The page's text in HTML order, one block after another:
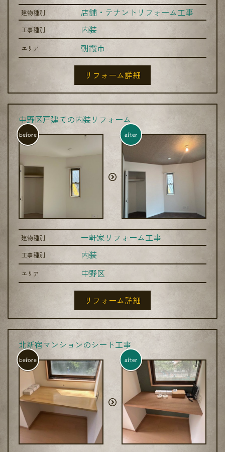
建物種別 店舗・テナントリフォーム工事
工事種別 内装
エリア 朝霞市
リフォーム詳細
中野区戸建ての内装リフォーム
before after
建物種別 一軒家リフォーム工事
工事種別 内装
エリア 中野区
リフォーム詳細
北新宿マンションのシート工事
before after